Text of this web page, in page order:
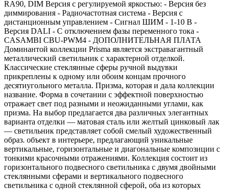
RA90, DIM Версия с регулируемой яркостью: - Версия без
диммирования - Радиочастотная система - Версия с
дистанционным управлением - Сигнал ШИМ - 1-10 В -
Версия DALI - С отключением фазы переменного тока -
CASAMBI CBU-PWM4 - ДОПОЛНИТЕЛЬНАЯ ПЛАТА
Доминантой коллекции Prisma является экстравагантный
металлический светильник с характерной отделкой.
Классические стеклянные сферы ручной выдувки
прикреплены к одному или обоим концам прочного
десятиугольного металла. Призма, которая и дала коллекции
название. Форма в сочетании с эффектной поверхностью
отражает свет под разными и неожиданными углами, как
призма. На выбор предлагается два различных элегантных
варианта отделки — матовая сталь или желтый цинковый лак
— светильник представляет собой смелый художественный
образ. объект в интерьере, предлагающий уникальные
вертикальные, горизонтальные и диагональные композиции с
тонкими красочными отражениями. Коллекция состоит из
горизонтального подвесного светильника с двумя двойными
стеклянными сферами и вертикального подвесного
светильника с одной стеклянной сферой, оба из которых